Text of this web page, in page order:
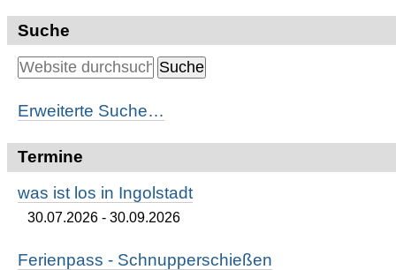
Suche
Erweiterte Suche…
Termine
was ist los in Ingolstadt
30.07.2026 - 30.09.2026
Ferienpass - Schnupperschießen